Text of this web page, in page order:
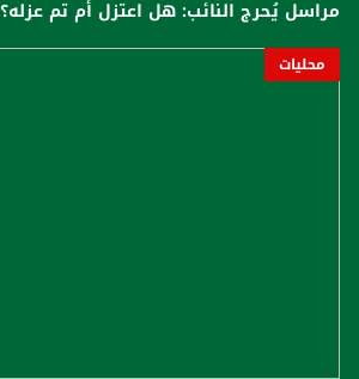
مراسل يُحرج النائب: هل اعتزل أم تم عزله؟
محليات